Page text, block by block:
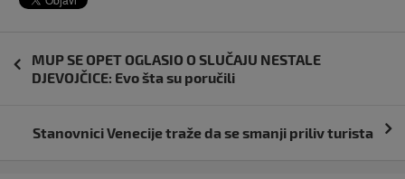
objava
MUP SE OPET OGLASIO O SLUČAJU NESTALE
DJEVOJČICE: Evo šta su poručili
Stanovnici Venecije traže da se smanji priliv turista